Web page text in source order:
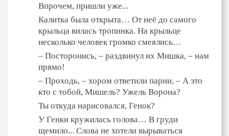
Впрочем, пришли уже...
Калитка была открыта… От неё до самого
крыльца вилась тропинка. На крыльце
несколько человек громко смеялись…
– Посторонись, – раздвинул их Мишка, – нам
прямо!
– Проходь, – хором ответили парни, – А это
кто с тобой, Мишель? Ужель Ворона?
Ты откуда нарисовался, Генок?
У Генки кружилась голова… В груди
щемило... Слова не хотели вырываться